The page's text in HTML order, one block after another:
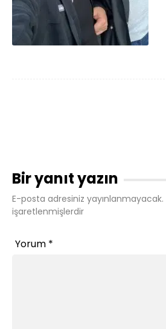
Bir yanıt yazın
E-posta adresiniz yayınlanmayacak.
işaretlenmişlerdir
Yorum *